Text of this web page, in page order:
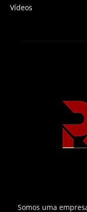
Vídeos
Somos uma